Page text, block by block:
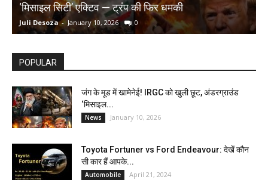
‘मिसाइल सिटी’ एक्टिव — ट्रंप की फिर धमकी
Juli Desoza - January 10, 2026 0
POPULAR
जंग के मूड में खामेनेई! IRGC को खुली छूट, अंडरग्राउंड
‘मिसाइल...
News January 10, 2026
Toyota Fortuner vs Ford Endeavour: देखें कौन
सी कार हैं आपके...
Automobile April 21, 2024